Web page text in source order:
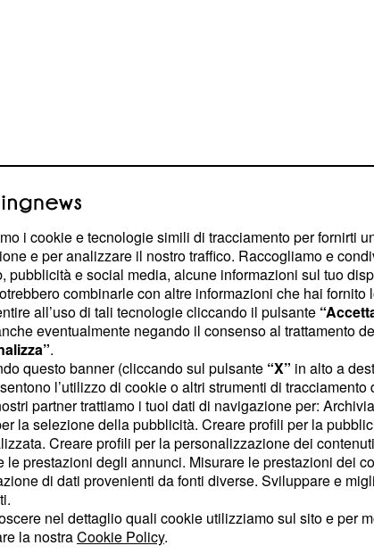
dei giallorossi
non deve compiere grandi interventi, ma deve
palla nel sacco dopo l'azione combinata
Non poteva far nulla.
votato all'attacco, la sua generosità non
Merita però un voto sufficiente.
è lui che spesso e volentieri deve mettere
nella difesa della Roma. Sorpreso
del gol del pari.
sua ingenuità che di fatto porta Lasagna al gol
è da difensore dilettante. Voto che ovviamente
i cookie e tecnologie simili di tracciamento per fornirti
e per analizzare il nostro traffico. Raccogliamo e
pubblicità e social media, alcune informazioni sul tuo
combinarle con altre informazioni che hai
all’uso di tali tecnologie cliccando il pulsante
eventualmente negando il consenso al trattamento
.
questo banner (cliccando sul pulsante “X” in alto a
l’utilizzo di cookie o altri strumenti di tracciamento
partner trattiamo i tuoi dati di navigazione per:
la selezione della pubblicità. Creare profili per la
Creare profili per la personalizzazione dei
le prestazioni degli annunci. Misurare le prestazioni dei
di dati provenienti da fonti diverse. Sviluppare e
nel dettaglio quali cookie utilizziamo sul sito e per
la nostraCookie Policy.